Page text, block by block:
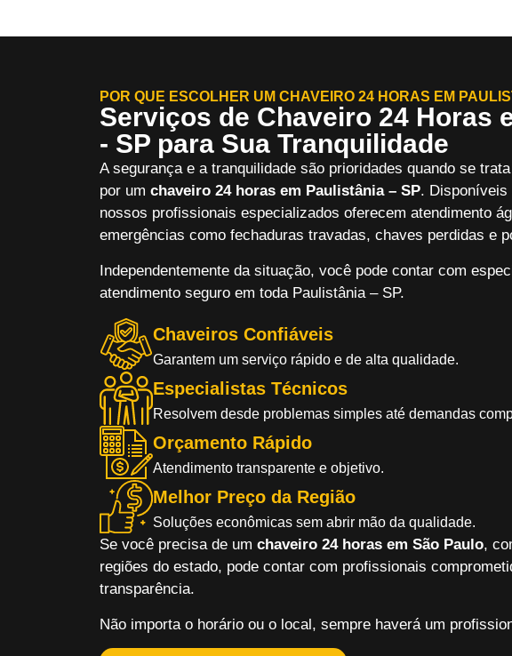
POR QUE ESCOLHER UM CHAVEIRO 24 HORAS EM
Serviços de Chaveiro 24 Horas
- SP para Sua Tranquilidade
A segurança e a tranquilidade são prioridades quando se
por um chaveiro 24 horas em Paulistânia – SP. Disponíveis
nossos profissionais especializados oferecem atendimento
emergências como fechaduras travadas, chaves perdidas e
Independentemente da situação, você pode contar com
atendimento seguro em toda Paulistânia – SP.
Chaveiros Confiáveis
Garantem um serviço rápido e de alta qualidade.
Especialistas Técnicos
Resolvem desde problemas simples até demandas
Orçamento Rápido
Atendimento transparente e objetivo.
Melhor Preço da Região
Soluções econômicas sem abrir mão da qualidade.
Se você precisa de um chaveiro 24 horas em São Paulo,
regiões do estado, pode contar com profissionais
transparência.
Não importa o horário ou o local, sempre haverá um